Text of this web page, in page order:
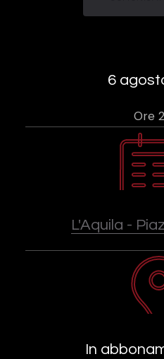
6
Ore
L'Aquila -
In